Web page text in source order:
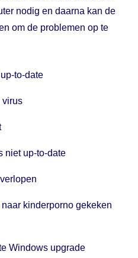
nodig en daarna kan de
om de problemen op te
to-date
virus
niet up-to-date
kinderporno gekeken
Windows upgrade